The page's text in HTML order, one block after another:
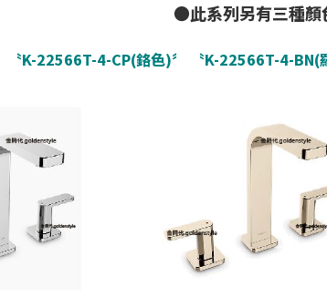
●此系列另有三種顏
〝K-22566T-4-CP(鉻色)〞 〝K-22566T-4-BN(